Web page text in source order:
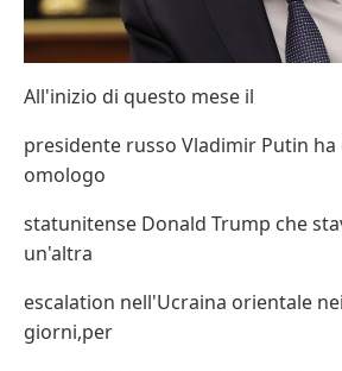
All'inizio di questo mese il
presidente russo Vladimir Putin
omologo
statunitense Donald Trump che
un'altra
escalation nell'Ucraina orientale
giorni,per